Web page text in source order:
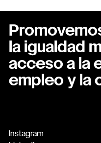
la igualdad
acceso a la
empleo y la
Instagram